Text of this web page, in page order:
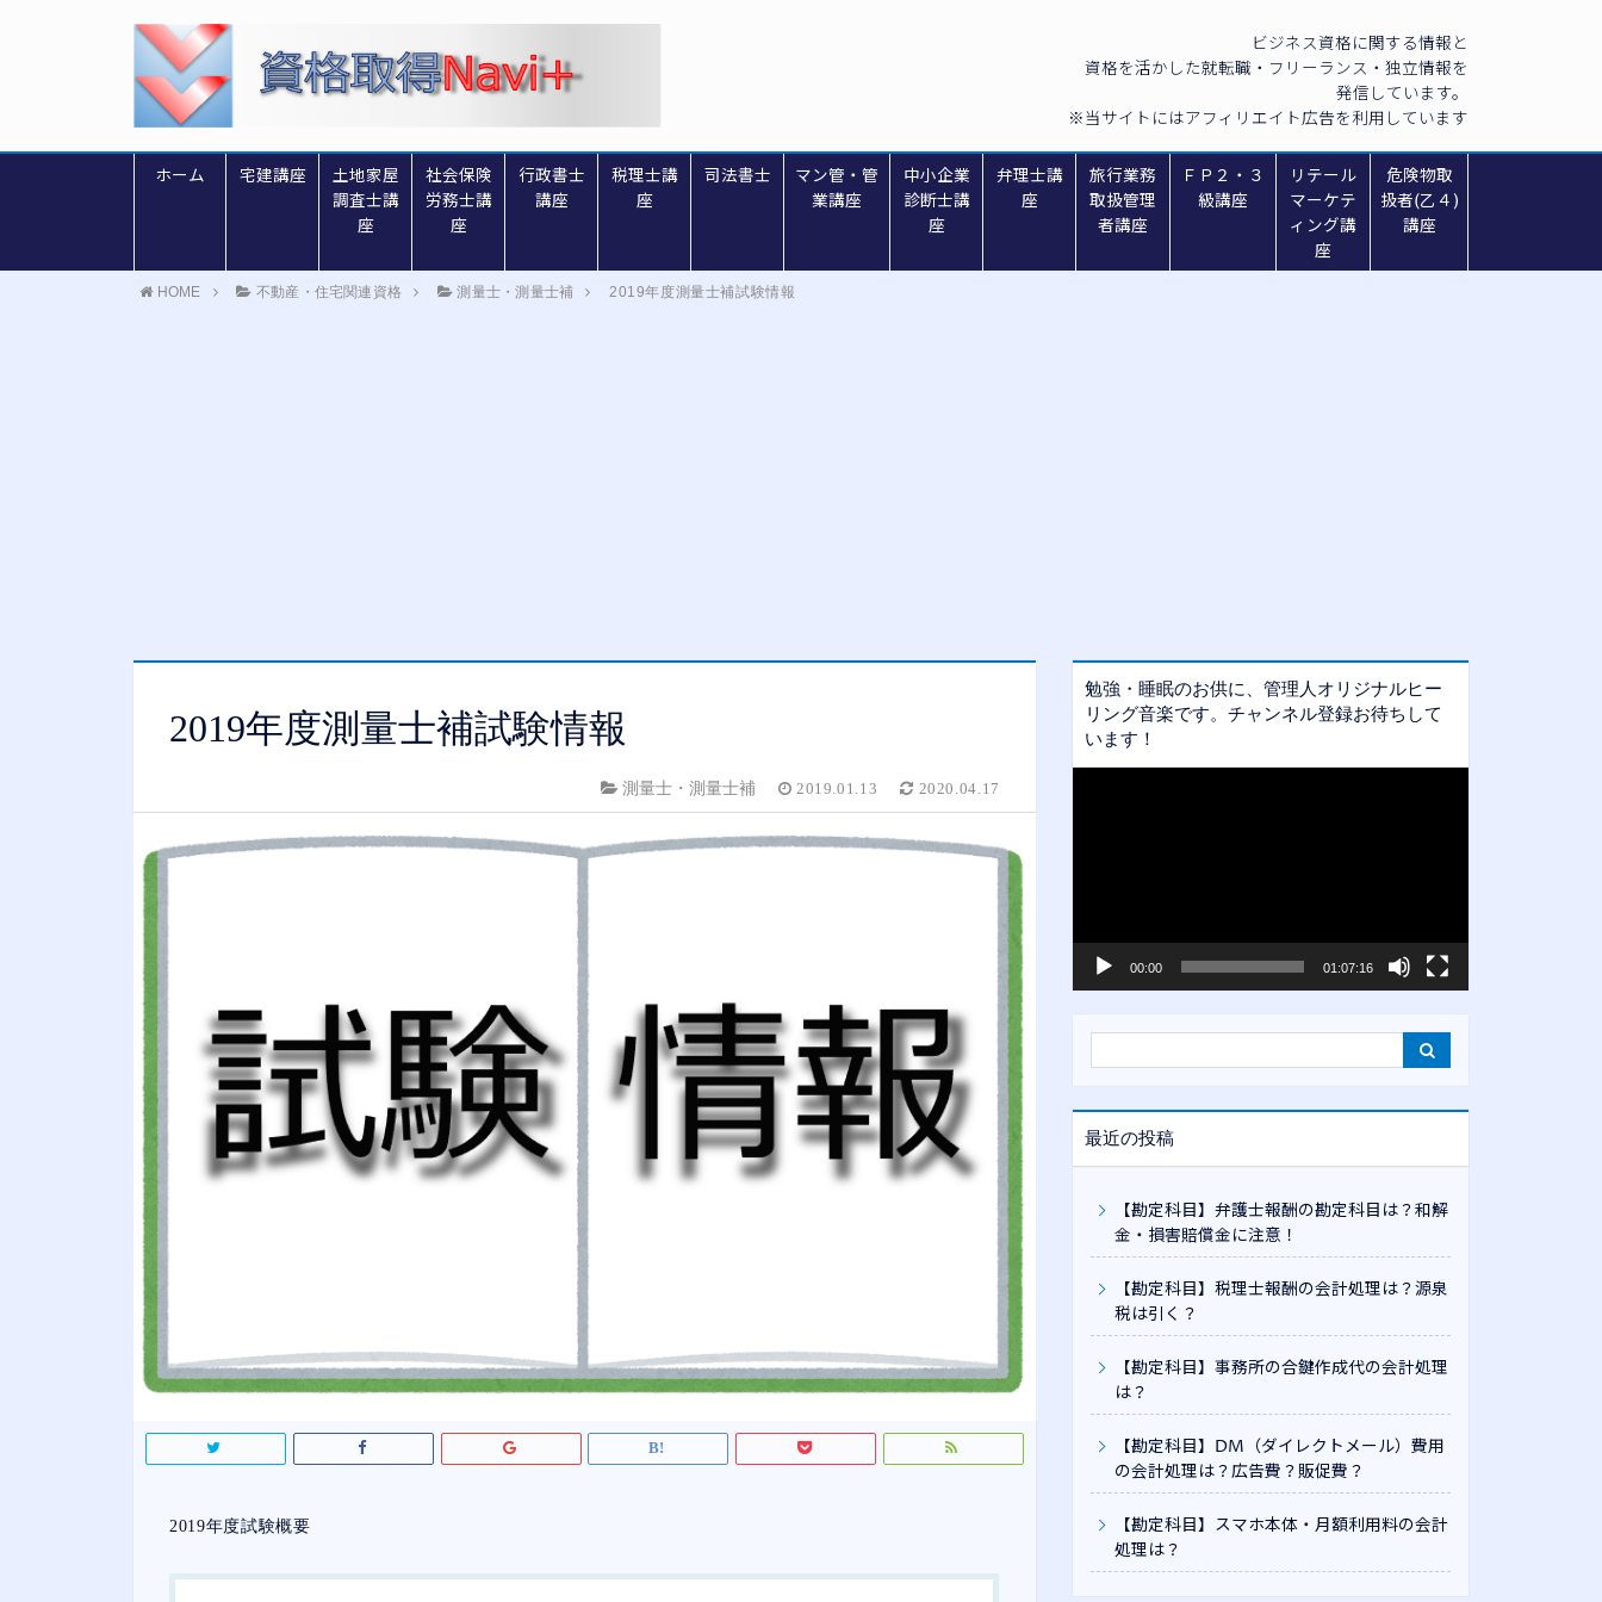
ビジネス資格に関する情報と
資格を活かした就転職・フリーランス・独立情報を
発信しています。
※当サイトにはアフィリエイト広告を利用しています
ホーム 宅建講座
土地家屋
調査士講
座
社会保険
労務士講
座
行政書士
講座
税理士講
座
司法書士
マン管・管
業講座
中小企業
診断士講
座
弁理士講
座
旅行業務
取扱管理
者講座
ＦＰ２・３
級講座
リテール
マーケテ
ィング講
座
危険物取
扱者(乙４)
講座
HOME 不動産・住宅関連資格 測量士・測量士補 2019年度測量士補試験情報
2019年度測量士補試験情報
測量士・測量士補 2019.01.13 2020.04.17
2019年度試験概要
勉強・睡眠のお供に、管理人オリジナルヒー
リング音楽です。チャンネル登録お待ちして
います！
00:00 01:07:16
最近の投稿
【勘定科目】弁護士報酬の勘定科目は？和解
金・損害賠償金に注意！
【勘定科目】税理士報酬の会計処理は？源泉
税は引く？
【勘定科目】事務所の合鍵作成代の会計処理
は？
【勘定科目】DM（ダイレクトメール）費用
の会計処理は？広告費？販促費？
【勘定科目】スマホ本体・月額利用料の会計
処理は？